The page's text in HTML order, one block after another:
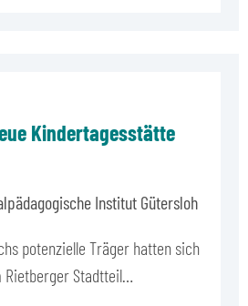
Kindertagesstätte
Institut Gütersloh
potenzielle Träger hatten sich
Rietberger Stadtteil…